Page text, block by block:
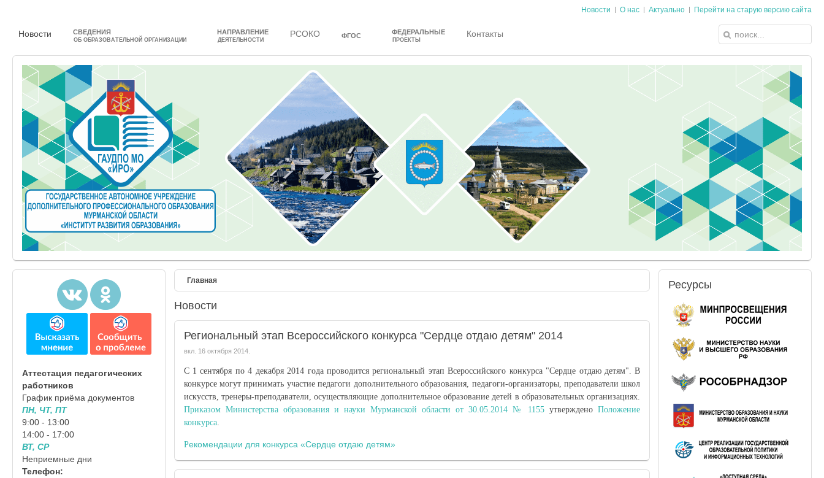
Новости О нас Актуально Перейти на старую версию сайта
Новости СВЕДЕНИЯ
ОБ ОБРАЗОВАТЕЛЬНОЙ ОРГАНИЗАЦИИ
НАПРАВЛЕНИЕ
ДЕЯТЕЛЬНОСТИ
РСОКО ФГОС ФЕДЕРАЛЬНЫЕ
ПРОЕКТЫ
Контакты
Главная
Новости
Региональный этап Всероссийского конкурса "Сердце отдаю детям" 2014
вкл. 16 октября 2014.
С 1 сентября по 4 декабря 2014 года проводится региональный этап Всероссийского конкурса "Сердце отдаю детям". В
конкурсе могут принимать участие педагоги дополнительного образования, педагоги-организаторы, преподаватели школ
искусств, тренеры-преподаватели, осуществляющие дополнительное образование детей в образовательных организациях.
Приказом Министерства образования и науки Мурманской области от 30.05.2014 № 1155утвержденоПоложение
конкурса.
Рекомендации для конкурса «Сердце отдаю детям»
Аттестация педагогических
работников
График приёма документов
ПН, ЧТ, ПТ
9:00 - 13:00
14:00 - 17:00
ВТ, СР
Неприемные дни
Телефон:
Ресурсы